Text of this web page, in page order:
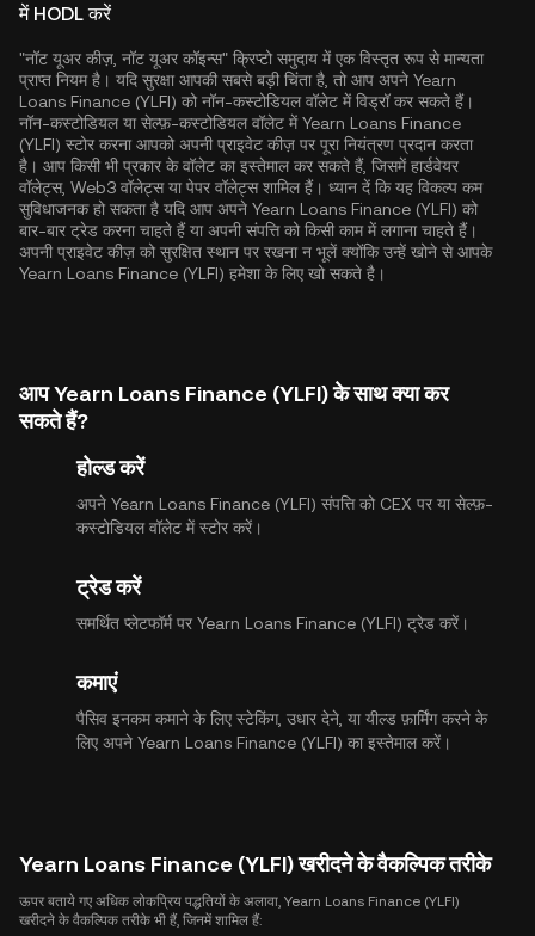
में HODL करें
"नॉट यूअर कीज़, नॉट यूअर कॉइन्स" क्रिप्टो समुदाय में एक विस्तृत रूप से मान्यता
प्राप्त नियम है। यदि सुरक्षा आपकी सबसे बड़ी चिंता है, तो आप अपने Yearn
Loans Finance (YLFI) को नॉन-कस्टोडियल वॉलेट में विड्रॉ कर सकते हैं।
नॉन-कस्टोडियल या सेल्फ़-कस्टोडियल वॉलेट में Yearn Loans Finance
(YLFI) स्टोर करना आपको अपनी प्राइवेट कीज़ पर पूरा नियंत्रण प्रदान करता
है। आप किसी भी प्रकार के वॉलेट का इस्तेमाल कर सकते हैं, जिसमें हार्डवेयर
वॉलेट्स, Web3 वॉलेट्स या पेपर वॉलेट्स शामिल हैं। ध्यान दें कि यह विकल्प कम
सुविधाजनक हो सकता है यदि आप अपने Yearn Loans Finance (YLFI) को
बार-बार ट्रेड करना चाहते हैं या अपनी संपत्ति को किसी काम में लगाना चाहते हैं।
अपनी प्राइवेट कीज़ को सुरक्षित स्थान पर रखना न भूलें क्योंकि उन्हें खोने से आपके
Yearn Loans Finance (YLFI) हमेशा के लिए खो सकते है।
आप Yearn Loans Finance (YLFI) के साथ क्या कर
सकते हैं?
होल्ड करें
अपने Yearn Loans Finance (YLFI) संपत्ति को CEX पर या सेल्फ़-
कस्टोडियल वॉलेट में स्टोर करें।
ट्रेड करें
समर्थित प्लेटफॉर्म पर Yearn Loans Finance (YLFI) ट्रेड करें।
कमाएं
पैसिव इनकम कमाने के लिए स्टेकिंग, उधार देने, या यील्ड फ़ार्मिंग करने के
लिए अपने Yearn Loans Finance (YLFI) का इस्तेमाल करें।
Yearn Loans Finance (YLFI) खरीदने के वैकल्पिक तरीके
ऊपर बताये गए अधिक लोकप्रिय पद्धतियों के अलावा, Yearn Loans Finance (YLFI)
खरीदने के वैकल्पिक तरीके भी हैं, जिनमें शामिल हैं: